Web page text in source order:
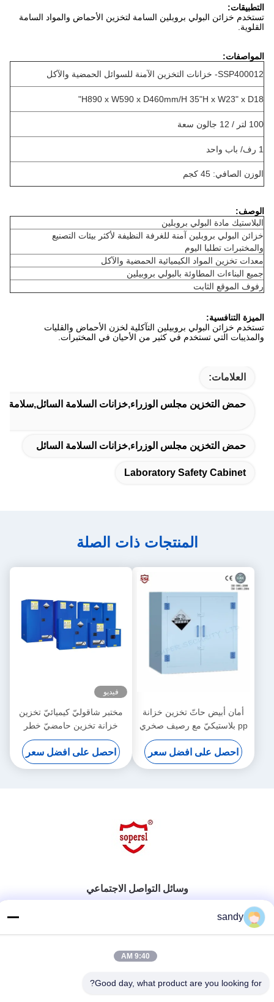
التطبيقات:
تستخدم خزائن البولي بروبلين السامة لتخزين الأحماض والمواد السامة
القلوية.
المواصفات:
SSP400012- خزانات التخزين الآمنة للسوائل الحمضية والآكل
H890 x W590 x D460mm/H 35"H x W23" x D18"
100 لتر / 12 جالون سعة
الوزن الصافي: 45 كجم
الوصف:
البلاستيك مادة البولي بروبلين
خزائن البولي بروبلين آمنة للغرفة النظيفة لأكثر بيئات التصنيع
والمختبرات تطلبا اليوم
معدات تخزين المواد الكيميائية الحمضية والآكل
جميع البناءات المطاوئة بالبولي بروبيلين
رفوف الموقع الثابت
الميزة التنافسية:
تستخدم خزائن البولي بروبيلين التآكلية لخزن الأحماض والقليات
والمذيبات التي تستخدم في كثير من الأحيان في المختبرات.
العلامات:
حمض التخزين مجلس الوزراء,خزانات السلامة السائل,سلامة
حمض التخزين مجلس الوزراء,خزانات السلامة السائل
Laboratory Safety Cabinet
المنتجات ذات الصلة
أمان أبيض حاتّ تخزين خزانة
pp بلاستيكيّ مع رصيف صخري
قابل للتعديل, 28gallon
احصل على افضل سعر
فيديو
مختبر شاقوليّ كيميائيّ تخزين
خزانة تخزين حامضيّ خطر
احصل على افضل سعر
وسائل التواصل الاجتماعي
86-510-88784568
sandy
9:40 AM
Good day, what product are you looking for?